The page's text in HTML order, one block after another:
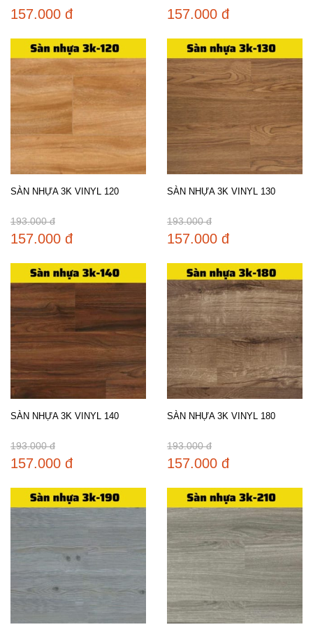
157.000 đ 157.000 đ
SÀN NHỰA 3K VINYL 120
193.000 đ
157.000 đ
SÀN NHỰA 3K VINYL 130
193.000 đ
157.000 đ
SÀN NHỰA 3K VINYL 140
193.000 đ
157.000 đ
SÀN NHỰA 3K VINYL 180
193.000 đ
157.000 đ